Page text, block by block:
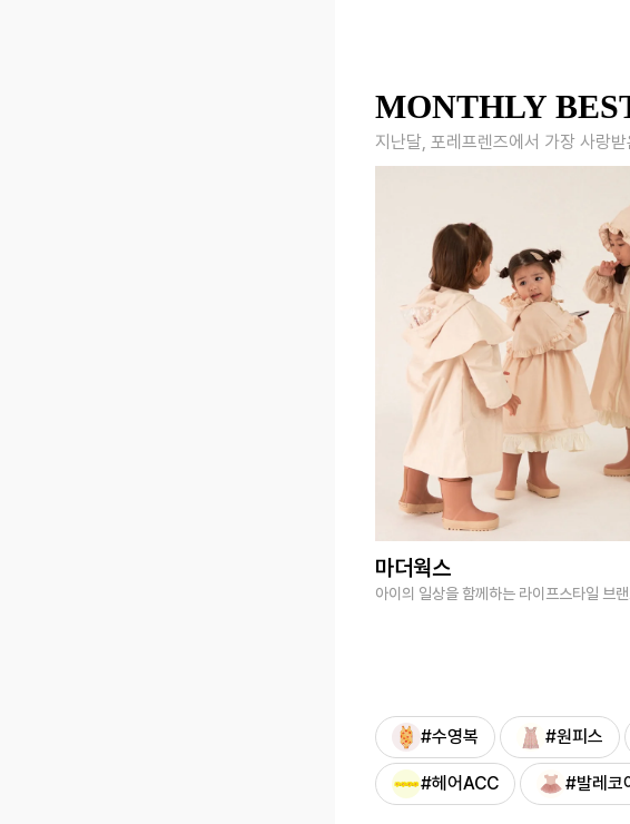
MONTHLY
지난달, 포레프렌즈에서 가장 사랑
마더웍스
아이의 일상을 함께하는 라이프스타일 브
#수영복 #원피스
#헤어ACC #발레코